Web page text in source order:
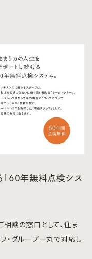
「60年無料点検シス
談の窓口として、住ま
・グループ一丸で対応し